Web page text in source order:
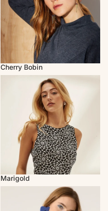
Cherry Bobin
Marigold